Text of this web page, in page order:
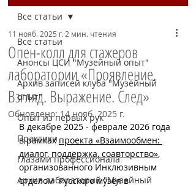
Все статьи
Анонсы ЦСИ "Музейный опыт"
Архив записей клуба "Музейный
опыт"
Опыт из первых рук
Практики
Глазами профессионала
Архив лабораторий "Музейный
Все статьи
Опен-колл для стажеров
лаборатории «Проявление.
Взгляд. Выражение. След»
11 нояб. 2025 г. 2 мин. чтения
Обновлено:14 нояб. 2025 г.
В декабре 2025 - феврале 2026 года
в рамках проекта «Взаимообмен:
диалог, поддержка, соавторство»,
организованного Инклюзивным
отделом  Русского музея в